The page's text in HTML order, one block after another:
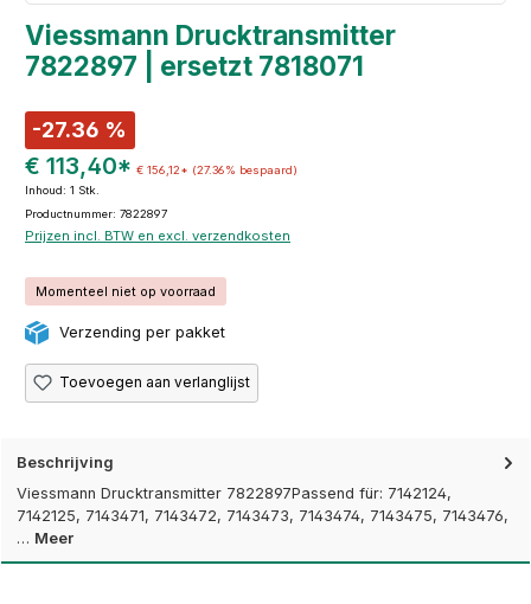
Viessmann Drucktransmitter
7822897 | ersetzt 7818071
-27.36 %
€ 113,40* € 156,12* (27.36% bespaard)
Inhoud: 1 Stk.
Productnummer: 7822897
Prijzen incl. BTW en excl. verzendkosten
Momenteel niet op voorraad
Verzending per pakket
Toevoegen aan verlanglijst
Beschrijving
Viessmann Drucktransmitter 7822897Passend für: 7142124,
7142125, 7143471, 7143472, 7143473, 7143474, 7143475, 7143476,
… Meer